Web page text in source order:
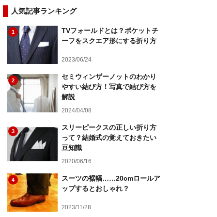
人気記事ランキング
1
TVフォールドとは？ポケットチ
ーフをスクエア形にする折り方
2023/06/24
2
セミウィンザーノットのわかり
やすい結び方！写真で結び方を
解説
2024/04/08
3
スリーピークスの正しい折り方
って？結婚式の覚えておきたい
豆知識
2020/06/16
4
スーツの裾幅……20cmロールア
ップするとおしゃれ？
2023/11/28